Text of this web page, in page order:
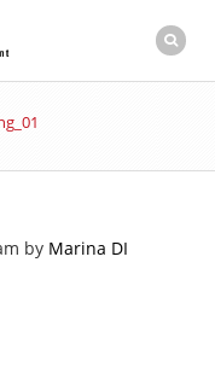
by Marina DI